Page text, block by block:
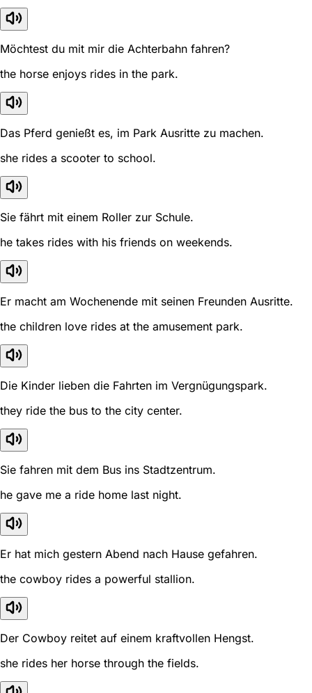
Möchtest du mit mir die Achterbahn fahren?
the horse enjoys rides in the park.
Das Pferd genießt es, im Park Ausritte zu machen.
she rides a scooter to school.
Sie fährt mit einem Roller zur Schule.
he takes rides with his friends on weekends.
Er macht am Wochenende mit seinen Freunden Ausritte.
the children love rides at the amusement park.
Die Kinder lieben die Fahrten im Vergnügungspark.
they ride the bus to the city center.
Sie fahren mit dem Bus ins Stadtzentrum.
he gave me a ride home last night.
Er hat mich gestern Abend nach Hause gefahren.
the cowboy rides a powerful stallion.
Der Cowboy reitet auf einem kraftvollen Hengst.
she rides her horse through the fields.